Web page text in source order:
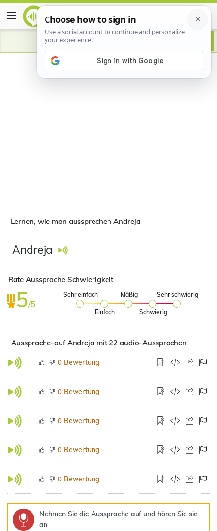
Advertisement
Lernen, wie man aussprechen Andreja
Andreja
Rate Aussprache Schwierigkeit
5/5
Sehr einfach
Einfach
Mäßig
Schwierig
Sehr schwierig
Aussprache-auf Andreja mit 22 audio-Aussprachen
0 Bewertung
0 Bewertung
0 Bewertung
0 Bewertung
0 Bewertung
Nehmen Sie die Aussprache auf und hören Sie sie
an